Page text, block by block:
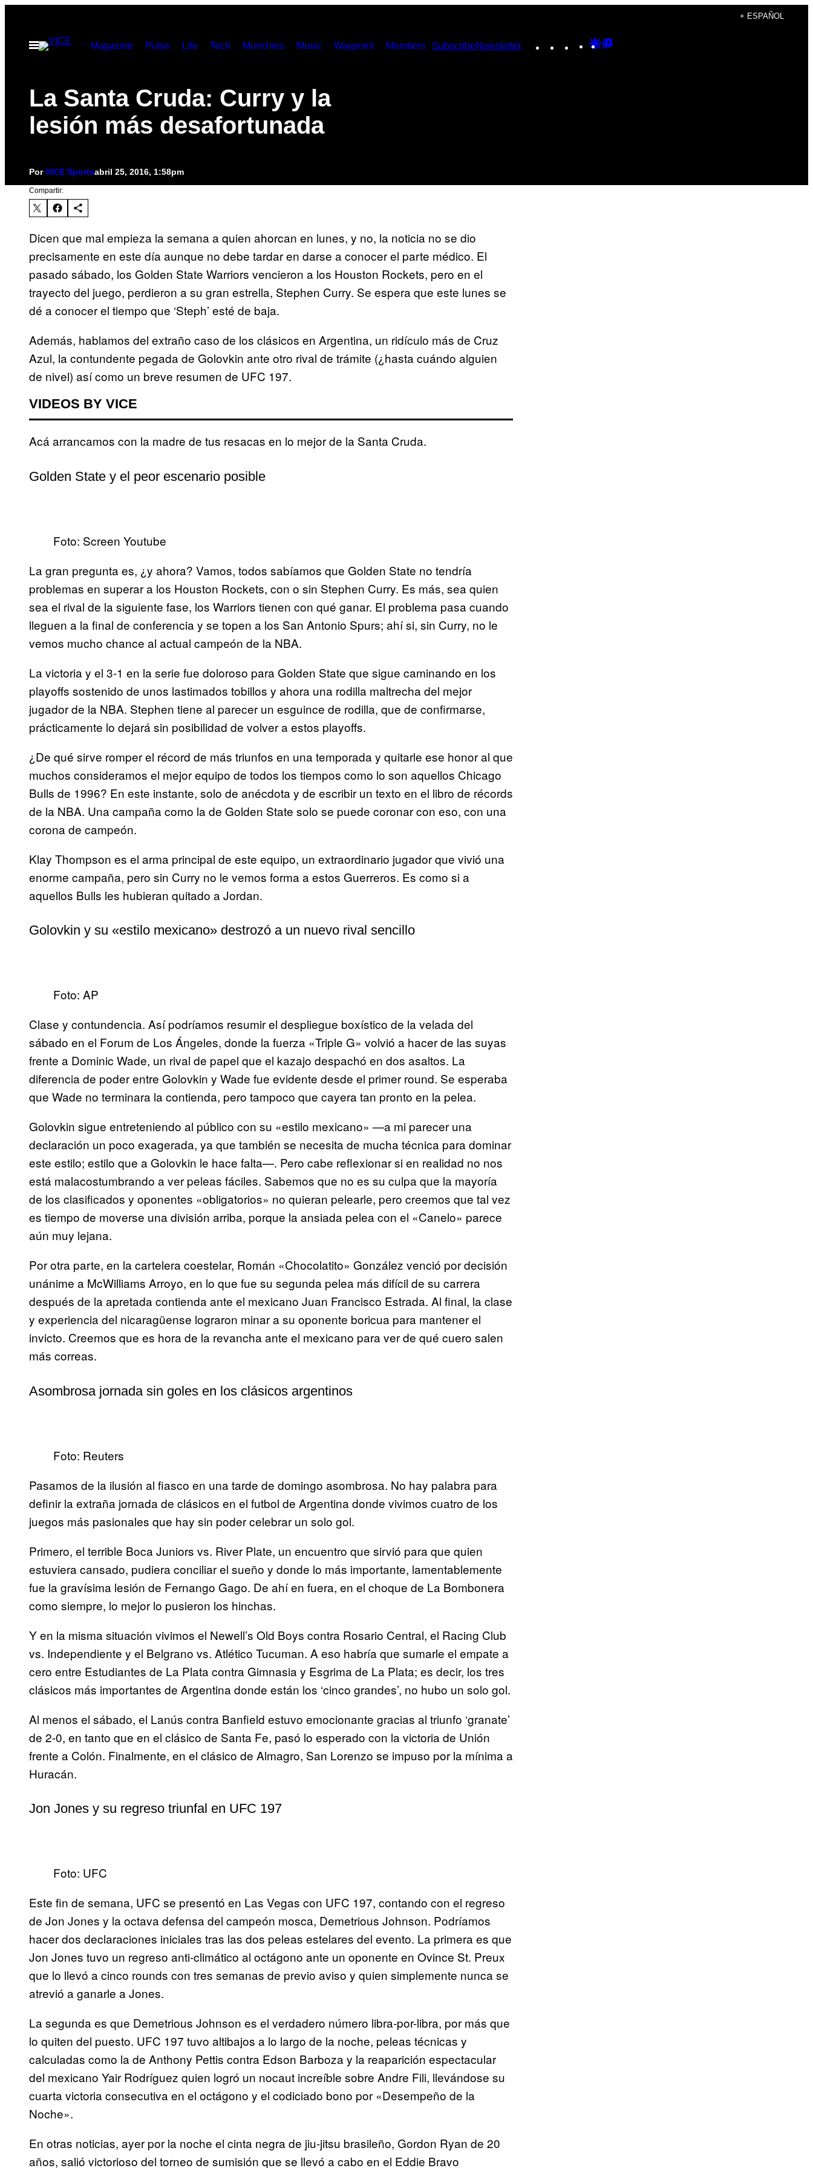
contenido
+ ESPAÑOL
Abrir
Menú
Magazine Pulse Life Tech Munchies Music Waypoint Members SubscribeNewsletter Instagram
TikTokYouTube
Google
La Santa Cruda: Curry y la
lesión más desafortunada
PorVICE Sportsabril 25, 2016, 1:58pm
Compartir:
Dicen que mal empieza la semana a quien ahorcan en lunes, y no, la noticia no se dio
precisamente en este día aunque no debe tardar en darse a conocer el parte médico. El
pasado sábado, los Golden State Warriors vencieron a los Houston Rockets, pero en el
trayecto del juego, perdieron a su gran estrella, Stephen Curry. Se espera que este lunes se
dé a conocer el tiempo que ‘Steph’ esté de baja.
Además, hablamos del extraño caso de los clásicos en Argentina, un ridículo más de Cruz
Azul, la contundente pegada de Golovkin ante otro rival de trámite (¿hasta cuándo alguien
de nivel) así como un breve resumen de UFC 197.
VIDEOS BY VICE
Acá arrancamos con la madre de tus resacas en lo mejor de la Santa Cruda.
Golden State y el peor escenario posible
Foto: Screen Youtube
La gran pregunta es, ¿y ahora? Vamos, todos sabíamos que Golden State no tendría
problemas en superar a los Houston Rockets, con o sin Stephen Curry. Es más, sea quien
sea el rival de la siguiente fase, los Warriors tienen con qué ganar. El problema pasa cuando
lleguen a la final de conferencia y se topen a los San Antonio Spurs; ahí si, sin Curry, no le
vemos mucho chance al actual campeón de la NBA.
La victoria y el 3-1 en la serie fue doloroso para Golden State que sigue caminando en los
playoffs sostenido de unos lastimados tobillos y ahora una rodilla maltrecha del mejor
jugador de la NBA. Stephen tiene al parecer un esguince de rodilla, que de confirmarse,
prácticamente lo dejará sin posibilidad de volver a estos playoffs.
¿De qué sirve romper el récord de más triunfos en una temporada y quitarle ese honor al que
muchos consideramos el mejor equipo de todos los tiempos como lo son aquellos Chicago
Bulls de 1996? En este instante, solo de anécdota y de escribir un texto en el libro de récords
de la NBA. Una campaña como la de Golden State solo se puede coronar con eso, con una
corona de campeón.
Klay Thompson es el arma principal de este equipo, un extraordinario jugador que vivió una
enorme campaña, pero sin Curry no le vemos forma a estos Guerreros. Es como si a
aquellos Bulls les hubieran quitado a Jordan.
Golovkin y su «estilo mexicano» destrozó a un nuevo rival sencillo
Foto: AP
Clase y contundencia. Así podríamos resumir el despliegue boxístico de la velada del
sábado en el Forum de Los Ángeles, donde la fuerza «Triple G» volvió a hacer de las suyas
frente a Dominic Wade, un rival de papel que el kazajo despachó en dos asaltos. La
diferencia de poder entre Golovkin y Wade fue evidente desde el primer round. Se esperaba
que Wade no terminara la contienda, pero tampoco que cayera tan pronto en la pelea.
Golovkin sigue entreteniendo al público con su «estilo mexicano» —a mi parecer una
declaración un poco exagerada, ya que también se necesita de mucha técnica para dominar
este estilo; estilo que a Golovkin le hace falta—. Pero cabe reflexionar si en realidad no nos
está malacostumbrando a ver peleas fáciles. Sabemos que no es su culpa que la mayoría
de los clasificados y oponentes «obligatorios» no quieran pelearle, pero creemos que tal vez
es tiempo de moverse una división arriba, porque la ansiada pelea con el «Canelo» parece
aún muy lejana.
Por otra parte, en la cartelera coestelar, Román «Chocolatito» González venció por decisión
unánime a McWilliams Arroyo, en lo que fue su segunda pelea más difícil de su carrera
después de la apretada contienda ante el mexicano Juan Francisco Estrada. Al final, la clase
y experiencia del nicaragüense lograron minar a su oponente boricua para mantener el
invicto. Creemos que es hora de la revancha ante el mexicano para ver de qué cuero salen
más correas.
Asombrosa jornada sin goles en los clásicos argentinos
Foto: Reuters
Pasamos de la ilusión al fiasco en una tarde de domingo asombrosa. No hay palabra para
definir la extraña jornada de clásicos en el futbol de Argentina donde vivimos cuatro de los
juegos más pasionales que hay sin poder celebrar un solo gol.
Primero, el terrible Boca Juniors vs. River Plate, un encuentro que sirvió para que quien
estuviera cansado, pudiera conciliar el sueño y donde lo más importante, lamentablemente
fue la gravísima lesión de Fernango Gago. De ahí en fuera, en el choque de La Bombonera
como siempre, lo mejor lo pusieron los hinchas.
Y en la misma situación vivimos el Newell’s Old Boys contra Rosario Central, el Racing Club
vs. Independiente y el Belgrano vs. Atlético Tucuman. A eso habría que sumarle el empate a
cero entre Estudiantes de La Plata contra Gimnasia y Esgrima de La Plata; es decir, los tres
clásicos más importantes de Argentina donde están los ‘cinco grandes’, no hubo un solo gol.
Al menos el sábado, el Lanús contra Banfield estuvo emocionante gracias al triunfo ‘granate’
de 2-0, en tanto que en el clásico de Santa Fe, pasó lo esperado con la victoria de Unión
frente a Colón. Finalmente, en el clásico de Almagro, San Lorenzo se impuso por la mínima a
Huracán.
Jon Jones y su regreso triunfal en UFC 197
Foto: UFC
Este fin de semana, UFC se presentó en Las Vegas con UFC 197, contando con el regreso
de Jon Jones y la octava defensa del campeón mosca, Demetrious Johnson. Podríamos
hacer dos declaraciones iniciales tras las dos peleas estelares del evento. La primera es que
Jon Jones tuvo un regreso anti-climático al octágono ante un oponente en Ovince St. Preux
que lo llevó a cinco rounds con tres semanas de previo aviso y quien simplemente nunca se
atrevió a ganarle a Jones.
La segunda es que Demetrious Johnson es el verdadero número libra-por-libra, por más que
lo quiten del puesto. UFC 197 tuvo altibajos a lo largo de la noche, peleas técnicas y
calculadas como la de Anthony Pettis contra Edson Barboza y la reaparición espectacular
del mexicano Yair Rodríguez quien logró un nocaut increíble sobre Andre Fili, llevándose su
cuarta victoria consecutiva en el octágono y el codiciado bono por «Desempeño de la
Noche».
En otras noticias, ayer por la noche el cinta negra de jiu-jitsu brasileño, Gordon Ryan de 20
años, salió victorioso del torneo de sumisión que se llevó a cabo en el Eddie Bravo